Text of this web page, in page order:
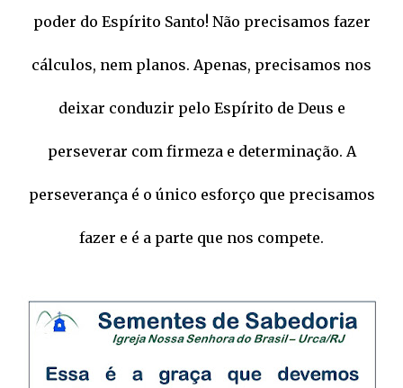
poder do Espírito Santo! Não precisamos fazer
cálculos, nem planos. Apenas, precisamos nos
deixar conduzir pelo Espírito de Deus e
perseverar com firmeza e determinação. A
perseverança é o único esforço que precisamos
fazer e é a parte que nos compete.